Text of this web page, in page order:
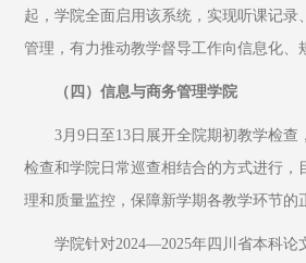
起，学院全面启用该系统，实现听课记录
管理，有力推动教学督导工作向信息化、
（四）信息与商务管理学院
3月9日至13日展开全院期初教学检查
检查和学院日常巡查相结合的方式进行，
理和质量监控，保障新学期各教学环节的
学院针对2024—2025年四川省本科论